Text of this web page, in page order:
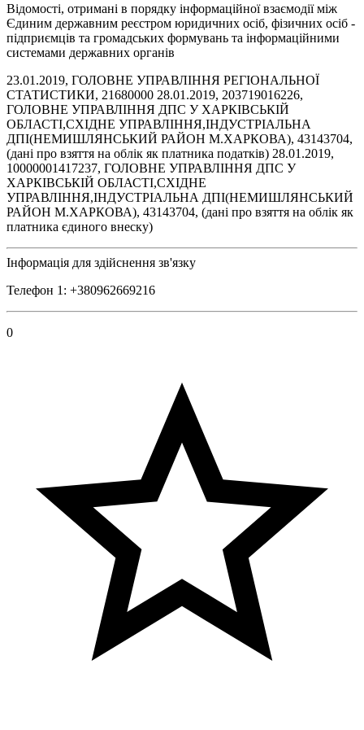
Відомості, отримані в порядку інформаційної взаємодії між
Єдиним державним реєстром юридичних осіб, фізичних осіб -
підприємців та громадських формувань та інформаційними
системами державних органів
23.01.2019, ГОЛОВНЕ УПРАВЛІННЯ РЕГІОНАЛЬНОЇ
СТАТИСТИКИ, 21680000 28.01.2019, 203719016226,
ГОЛОВНЕ УПРАВЛІННЯ ДПС У ХАРКІВСЬКІЙ
ОБЛАСТІ,СХІДНЕ УПРАВЛІННЯ,ІНДУСТРІАЛЬНА
ДПІ(НЕМИШЛЯНСЬКИЙ РАЙОН М.ХАРКОВА), 43143704,
(дані про взяття на облік як платника податків) 28.01.2019,
10000001417237, ГОЛОВНЕ УПРАВЛІННЯ ДПС У
ХАРКІВСЬКІЙ ОБЛАСТІ,СХІДНЕ
УПРАВЛІННЯ,ІНДУСТРІАЛЬНА ДПІ(НЕМИШЛЯНСЬКИЙ
РАЙОН М.ХАРКОВА), 43143704, (дані про взяття на облік як
платника єдиного внеску)
Інформація для здійснення зв'язку
Телефон 1: +380962669216
0